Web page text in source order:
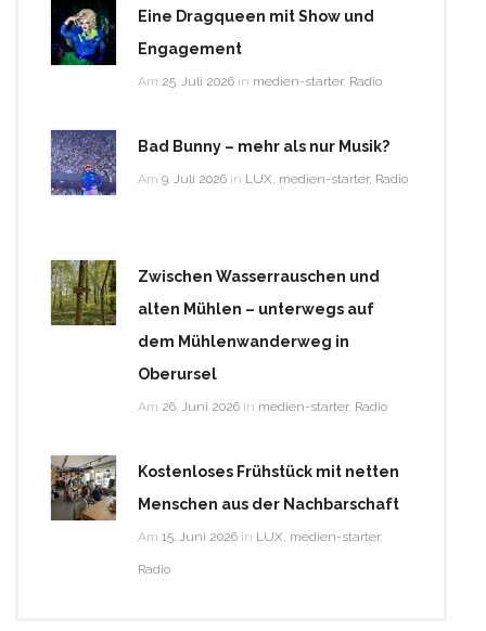
Eine Dragqueen mit Show und
Engagement
Am 25. Juli 2026 in medien-starter, Radio
Bad Bunny – mehr als nur Musik?
Am 9. Juli 2026 in LUX, medien-starter, Radio
Zwischen Wasserrauschen und
alten Mühlen – unterwegs auf
dem Mühlenwanderweg in
Oberursel
Am 26. Juni 2026 in medien-starter, Radio
Kostenloses Frühstück mit netten
Menschen aus der Nachbarschaft
Am 15. Juni 2026 in LUX, medien-starter,
Radio